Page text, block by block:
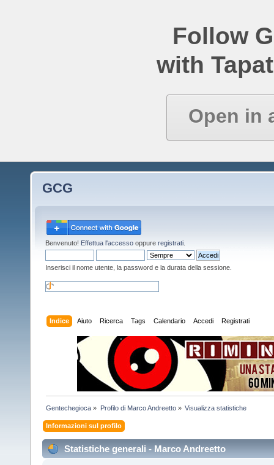
Follow
with
Open in
GCG
Benvenuto! Effettua l'accesso oppure registrati
Inserisci il nome utente, la password e la durata della sessione.
Indice Aiuto Ricerca Tags Calendario Accedi Registrati
Gentechegioca » Profilo di Marco Andreetto» Visualizza statistiche
Informazioni sul profilo
Statistiche generali - Marco Andreetto